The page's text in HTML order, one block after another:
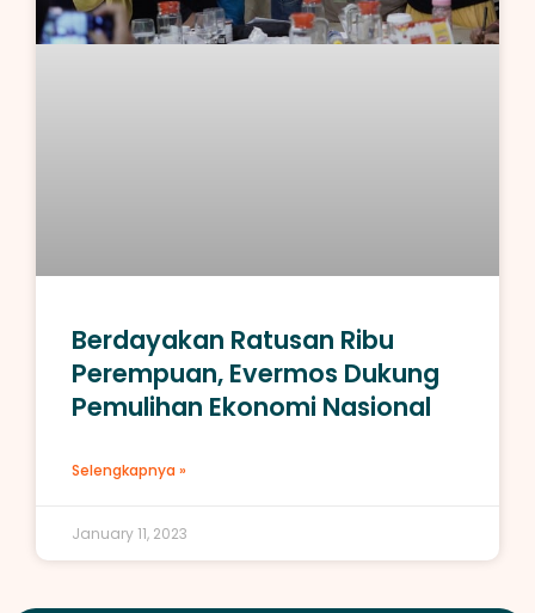
Berdayakan Ratusan Ribu
Perempuan, Evermos Dukung
Pemulihan Ekonomi Nasional
Selengkapnya »
January 11, 2023